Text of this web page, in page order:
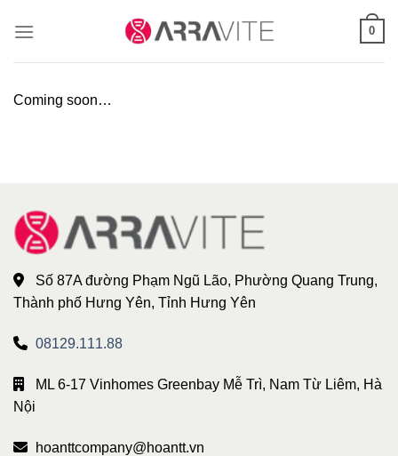
0
Coming soon…
Số 87A đường Phạm Ngũ Lão, Phường Quang Trung,
Thành phố Hưng Yên, Tỉnh Hưng Yên
08129.111.88
ML 6-17 Vinhomes Greenbay Mễ Trì, Nam Từ Liêm, Hà
Nội
hoanttcompany@hoantt.vn